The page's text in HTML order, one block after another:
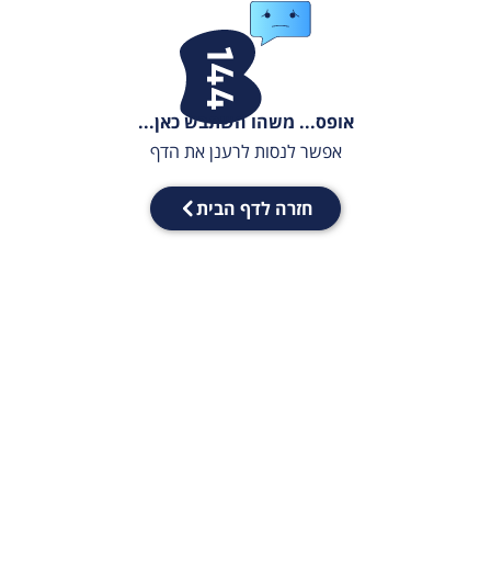
אופס... משהו השתבש כאן...
אפשר לנסות לרענן את הדף
חזרה לדף הבית